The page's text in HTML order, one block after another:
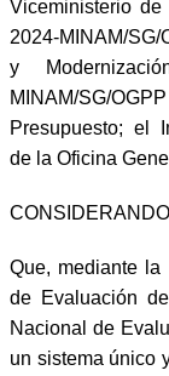
Viceministerio
2024-MINAM/
y
MINAM/SG/
Presupuesto; el
de la Oficina
Que, mediante la
de Evaluación
Nacional de
un sistema único